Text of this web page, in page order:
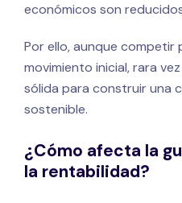
económicos son
Por ello, aunque
movimiento inicial, rara
sólida para construir una
sostenible.
¿Cómo afecta la
la rentabilidad?